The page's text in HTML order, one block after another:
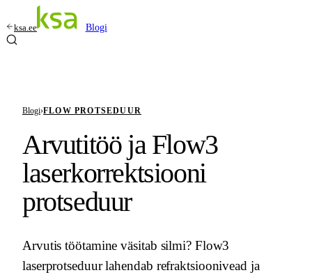
ksa.ee Blogi
Blogi›FLOW PROTSEDUUR
Arvutitöö ja Flow3
laserkorrektsiooni
protseduur
Arvutis töötamine väsitab silmi? Flow3
laserprotseduur lahendab refraktsioonivead ja